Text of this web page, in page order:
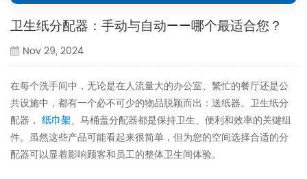
卫生纸分配器：手动与自动——哪个最适合您？
Nov 29, 2024
在每个洗手间中，无论是在人流量大的办公室、繁忙的餐厅还是公
共设施中，都有一个必不可少的物品脱颖而出：送纸器。卫生纸分
配器， 纸巾架、马桶盖分配器都是保持卫生、便利和效率的关键组
件。虽然这些产品可能看起来很简单，但为您的空间选择合适的分
配器可以显着影响顾客和员工的整体卫生间体验。